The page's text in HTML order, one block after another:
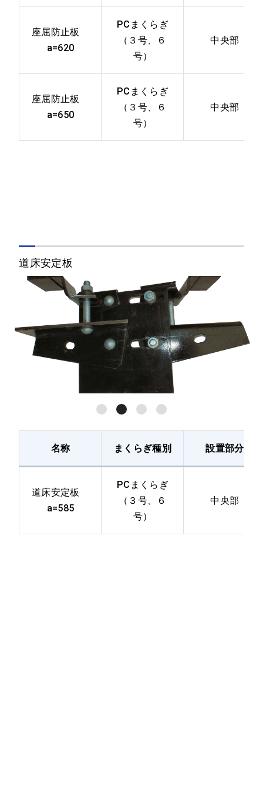
座屈防止板
a=620
PCまくらぎ
（３号、６
号）
中央部
座屈防止板
a=650
PCまくらぎ
（３号、６
号）
中央部
道床安定板
名称 まくらぎ種別 設置部分
道床安定板
a=585
PCまくらぎ
（３号、６
号）
中央部